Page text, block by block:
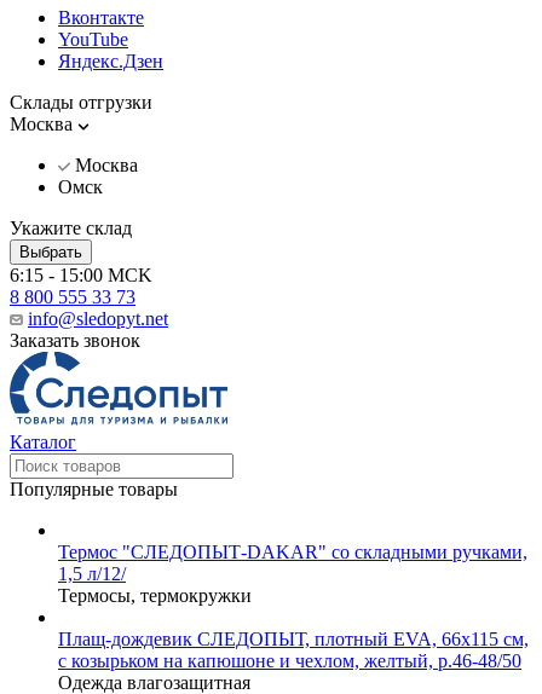
Вконтакте
YouTube
Яндекс.Дзен
Склады отгрузки
Москва
Москва
Омск
Укажите склад
Выбрать
6:15 - 15:00 MCK
8 800 555 33 73
info@sledopyt.net
Заказать звонок
Каталог
Популярные товары
Термос "СЛЕДОПЫТ-DAKAR" со складными ручками,
1,5 л/12/
Термосы, термокружки
Плащ-дождевик СЛЕДОПЫТ, плотный EVA, 66х115 см,
с козырьком на капюшоне и чехлом, желтый, р.46-48/50
Одежда влагозащитная